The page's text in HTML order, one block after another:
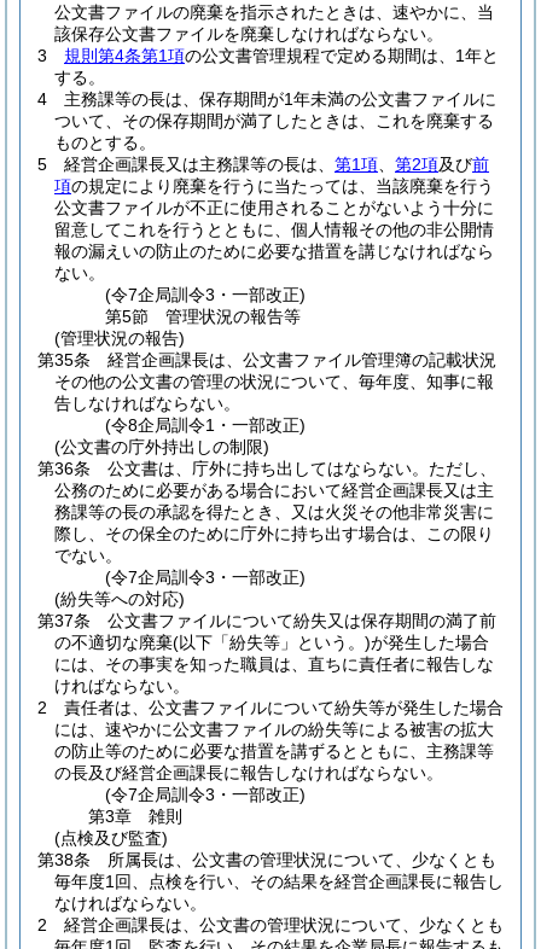
公文書ファイルの廃棄を指示されたときは、速やかに、当
該保存公文書ファイルを廃棄しなければならない。
3
規則第4条第1項の公文書管理規程で定める期間は、1年と
する。
4
主務課等の長は、保存期間が1年未満の公文書ファイルに
ついて、その保存期間が満了したときは、これを廃棄する
ものとする。
5
経営企画課長又は主務課等の長は、 第1項 第2項及び前
項の規定により廃棄を行うに当たっては、当該廃棄を行う
公文書ファイルが不正に使用されることがないよう十分に
留意してこれを行うとともに、個人情報その他の非公開情
報の漏えいの防止のために必要な措置を講じなければなら
ない。
(令7企局訓令3・一部改正)
第5節
管理状況の報告等
(管理状況の報告)
第35条
経営企画課長は、公文書ファイル管理簿の記載状況
その他の公文書の管理の状況について、毎年度、知事に報
告しなければならない。
(令8企局訓令1・一部改正)
(公文書の庁外持出しの制限)
第36条
公文書は、庁外に持ち出してはならない。 ただし、
公務のために必要がある場合において経営企画課長又は主
務課等の長の承認を得たとき、又は火災その他非常災害に
際し、その保全のために庁外に持ち出す場合は、この限り
でない。
(令7企局訓令3・一部改正)
(紛失等への対応)
第37条
公文書ファイルについて紛失又は保存期間の満了前
の不適切な廃棄(以下「紛失等」という。)が発生した場合
には、その事実を知った職員は、直ちに責任者に報告しな
ければならない。
2
責任者は、公文書ファイルについて紛失等が発生した場合
には、速やかに公文書ファイルの紛失等による被害の拡大
の防止等のために必要な措置を講ずるとともに、主務課等
の長及び経営企画課長に報告しなければならない。
(令7企局訓令3・一部改正)
第3章
雑則
(点検及び監査)
第38条
所属長は、公文書の管理状況について、少なくとも
毎年度1回、点検を行い、その結果を経営企画課長に報告し
なければならない。
2
経営企画課長は、公文書の管理状況について、少なくとも